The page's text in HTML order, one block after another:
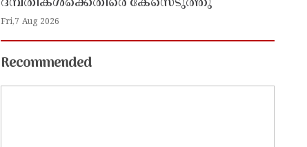
Fri,7 Aug 2026
Recommended